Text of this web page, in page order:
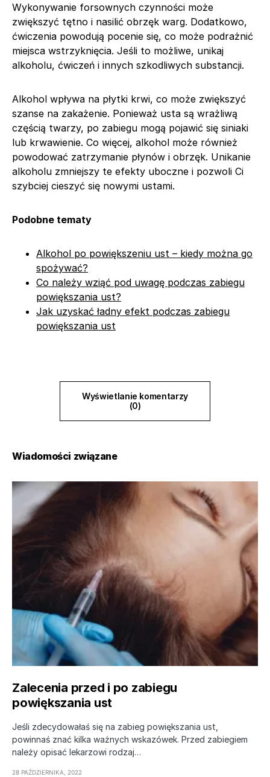
Wykonywanie forsownych czynności może
zwiększyć tętno i nasilić obrzęk warg. Dodatkowo,
ćwiczenia powodują pocenie się, co może podrażnić
miejsca wstrzyknięcia. Jeśli to możliwe, unikaj
alkoholu, ćwiczeń i innych szkodliwych substancji.
Alkohol wpływa na płytki krwi, co może zwiększyć
szanse na zakażenie. Ponieważ usta są wrażliwą
częścią twarzy, po zabiegu mogą pojawić się siniaki
lub krwawienie. Co więcej, alkohol może również
powodować zatrzymanie płynów i obrzęk. Unikanie
alkoholu zmniejszy te efekty uboczne i pozwoli Ci
szybciej cieszyć się nowymi ustami.
Podobne tematy
Alkohol po powiększeniu ust – kiedy można go
spożywać?
Co należy wziąć pod uwagę podczas zabiegu
powiększania ust?
Jak uzyskać ładny efekt podczas zabiegu
powiększania ust
Wyświetlanie komentarzy
(0)
Wiadomości związane
Zalecenia przed i po zabiegu
powiększania ust
Jeśli zdecydowałaś się na zabieg powiększania ust,
powinnaś znać kilka ważnych wskazówek. Przed zabiegiem
należy opisać lekarzowi rodzaj…
28 PAŹDZIERNIKA, 2022